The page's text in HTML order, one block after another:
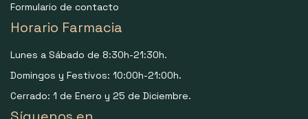
Formulario de contacto
Horario Farmacia
Lunes a Sábado de 8:30h-21:30h.
Domingos y Festivos: 10:00h-21:00h.
Cerrado: 1 de Enero y 25 de Diciembre.